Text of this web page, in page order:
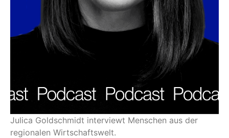
Julica Goldschmidt interviewt Menschen aus der
regionalen Wirtschaftswelt.